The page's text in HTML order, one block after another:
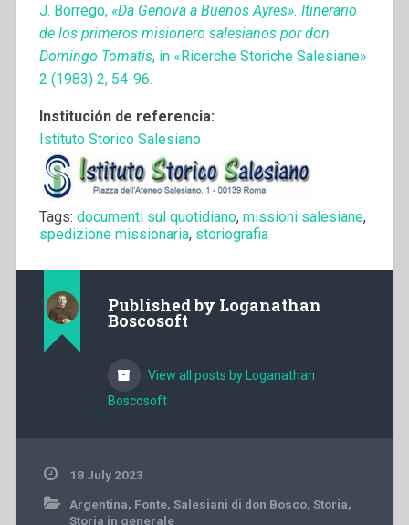
J. Borrego, «Da Genova a Buenos Ayres». Itinerario
de los primeros misionero salesianos por don
Domingo Tomatis, in «Ricerche Storiche Salesiane»
2 (1983) 2, 54-96.
Institución de referencia:
Istituto Storico Salesiano
Tags: documenti sul quotidiano, missioni salesiane,
spedizione missionaria, storiografia
Published by Loganathan
Boscosoft
View all posts by Loganathan
Boscosoft
18 July 2023
Argentina, Fonte, Salesiani di don Bosco, Storia,
Storia in generale